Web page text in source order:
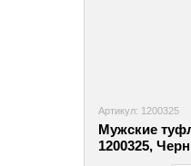
Артикул: 1200325
Мужские
1200325,